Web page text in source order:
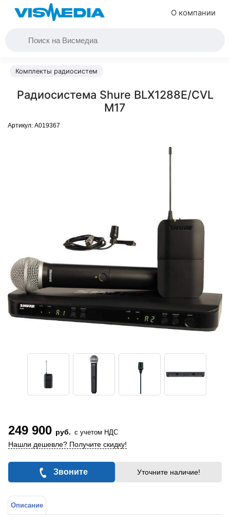
О компании
Комплекты радиосистем
Радиосистема Shure BLX1288E/CVL
M17
Артикул: A019367
249 900 руб. с учетом НДС
Нашли дешевле? Получите скидку!
Звоните Уточните наличие!
Описание